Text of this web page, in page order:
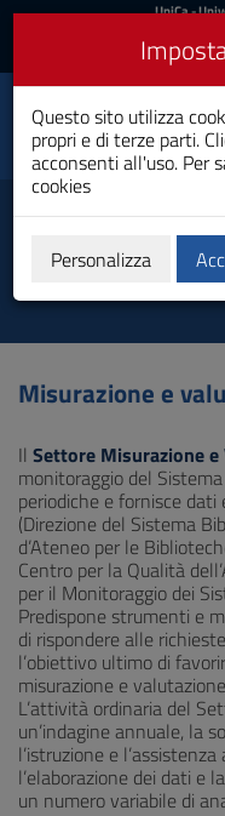
Vai
al
navigazione
sito
al
UniCa
Accedi
UniCa-
Toggle
navigation
Misurazione e
Il Settore Misurazione
monitoraggio del
periodiche e fornisce
(Direzione del Sistema
d’Ateneo per le
Centro per la Qualità
per il Monitoraggio dei
Predispone strumenti e
di rispondere alle
l’obiettivo ultimo di
misurazione e
L’attività ordinaria del
un’indagine annuale, la
l’istruzione e
l’elaborazione dei dati e
un numero variabile di
Questo sito utilizza
propri e di terze parti.
acconsenti all'uso. Per
cookies
Personalizza